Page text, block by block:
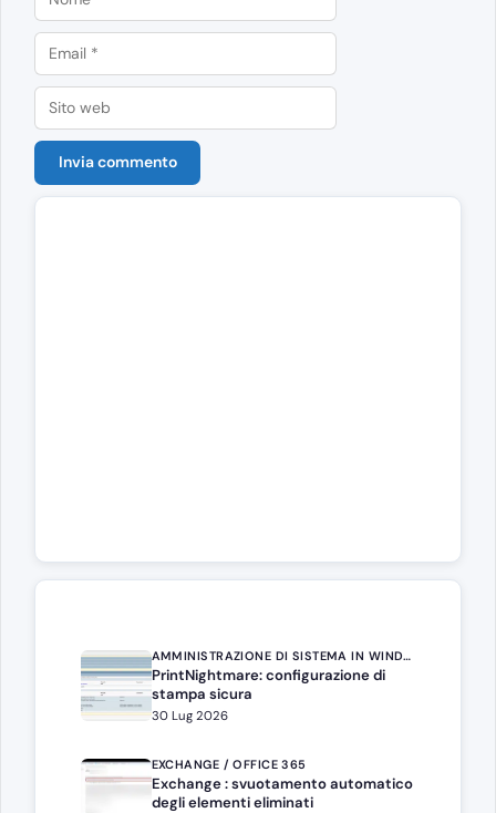
Email
Sito
web
AMMINISTRAZIONE DI SISTEMA IN WINDOWS SERVER
PrintNightmare: configurazione di
stampa sicura
30 Lug 2026
EXCHANGE / OFFICE 365
Exchange : svuotamento automatico
degli elementi eliminati